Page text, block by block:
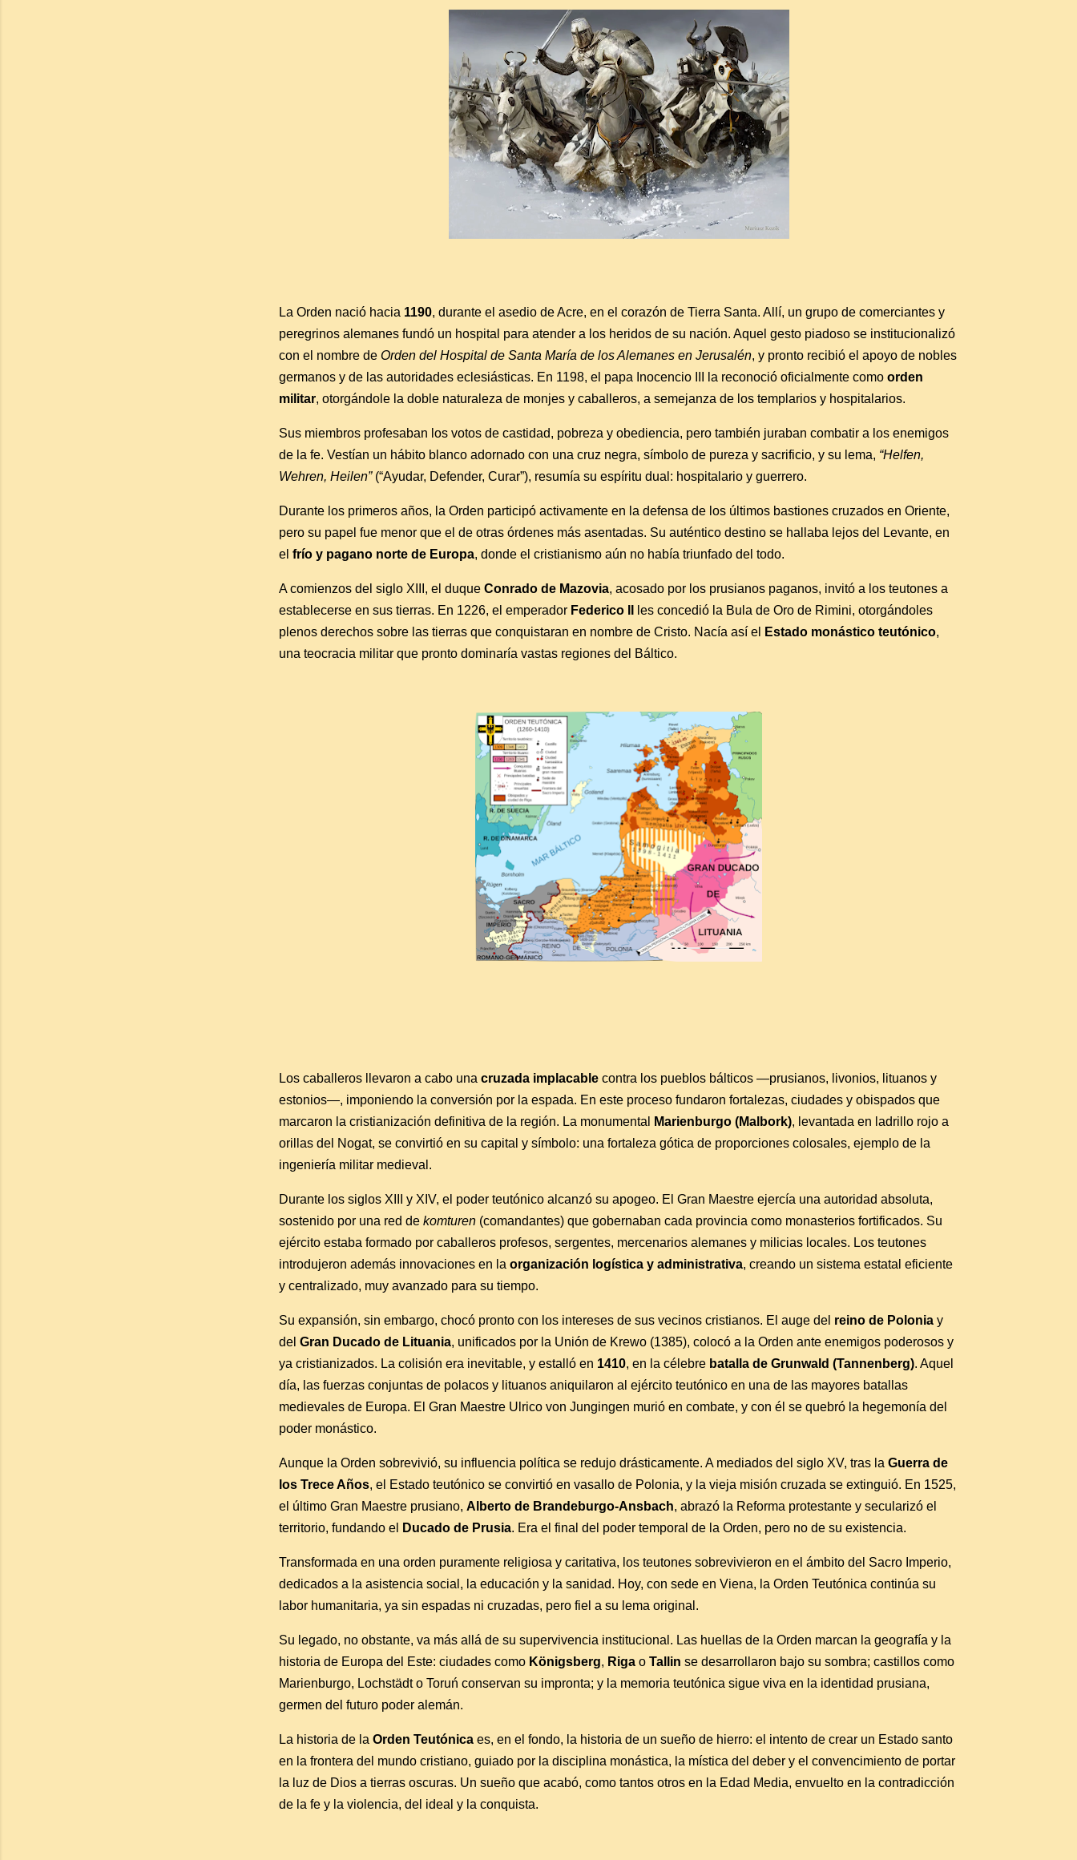
La Orden nació hacia 1190, durante el asedio de Acre, en el corazón de Tierra Santa. Allí, un grupo de comerciantes y
peregrinos alemanes fundó un hospital para atender a los heridos de su nación. Aquel gesto piadoso se institucionalizó
con el nombre de Orden del Hospital de Santa María de los Alemanes en Jerusalén, y pronto recibió el apoyo de nobles
germanos y de las autoridades eclesiásticas. En 1198, el papa Inocencio III la reconoció oficialmente como orden
militar, otorgándole la doble naturaleza de monjes y caballeros, a semejanza de los templarios y hospitalarios.
Sus miembros profesaban los votos de castidad, pobreza y obediencia, pero también juraban combatir a los enemigos
de la fe. Vestían un hábito blanco adornado con una cruz negra, símbolo de pureza y sacrificio, y su lema, “Helfen,
Wehren, Heilen”(“Ayudar, Defender, Curar”), resumía su espíritu dual: hospitalario y guerrero.
Durante los primeros años, la Orden participó activamente en la defensa de los últimos bastiones cruzados en Oriente,
pero su papel fue menor que el de otras órdenes más asentadas. Su auténtico destino se hallaba lejos del Levante, en
el frío y pagano norte de Europa, donde el cristianismo aún no había triunfado del todo.
A comienzos del siglo XIII, el duque Conrado de Mazovia, acosado por los prusianos paganos, invitó a los teutones a
establecerse en sus tierras. En 1226, el emperador Federico II
les concedió la Bula de Oro de Rimini, otorgándoles
plenos derechos sobre las tierras que conquistaran en nombre de Cristo. Nacía así el
Estado monástico teutónico,
una teocracia militar que pronto dominaría vastas regiones del Báltico.
Los caballeros llevaron a cabo una cruzada implacablecontra los pueblos bálticos —prusianos, livonios, lituanos y
estonios—, imponiendo la conversión por la espada. En este proceso fundaron fortalezas, ciudades y obispados que
marcaron la cristianización definitiva de la región. La monumental
Marienburgo (Malbork), levantada en ladrillo rojo a
orillas del Nogat, se convirtió en su capital y símbolo: una fortaleza gótica de proporciones colosales, ejemplo de la
ingeniería militar medieval.
Durante los siglos XIII y XIV, el poder teutónico alcanzó su apogeo. El Gran Maestre ejercía una autoridad absoluta,
sostenido por una red de komturen(comandantes) que gobernaban cada provincia como monasterios fortificados. Su
ejército estaba formado por caballeros profesos, sergentes, mercenarios alemanes y milicias locales. Los teutones
introdujeron además innovaciones en la organización logística y administrativa, creando un sistema estatal eficiente
y centralizado, muy avanzado para su tiempo.
Su expansión, sin embargo, chocó pronto con los intereses de sus vecinos cristianos. El auge del reino de Poloniay
del Gran Ducado de Lituania, unificados por la Unión de Krewo (1385), colocó a la Orden ante enemigos poderosos y
ya cristianizados. La colisión era inevitable, y estalló en 1410, en la célebre batalla de Grunwald (Tannenberg). Aquel
día, las fuerzas conjuntas de polacos y lituanos aniquilaron al ejército teutónico en una de las mayores batallas
medievales de Europa. El Gran Maestre Ulrico von Jungingen murió en combate, y con él se quebró la hegemonía del
poder monástico.
Aunque la Orden sobrevivió, su influencia política se redujo drásticamente. A mediados del siglo XV, tras la Guerra de
los Trece Años, el Estado teutónico se convirtió en vasallo de Polonia, y la vieja misión cruzada se extinguió. En 1525,
el último Gran Maestre prusiano, Alberto de Brandeburgo-Ansbach, abrazó la Reforma protestante y secularizó el
territorio, fundando el
Ducado de Prusia. Era el final del poder temporal de la Orden, pero no de su existencia.
Transformada en una orden puramente religiosa y caritativa, los teutones sobrevivieron en el ámbito del Sacro Imperio,
dedicados a la asistencia social, la educación y la sanidad. Hoy, con sede en Viena, la Orden Teutónica continúa su
labor humanitaria, ya sin espadas ni cruzadas, pero fiel a su lema original.
Su legado, no obstante, va más allá de su supervivencia institucional. Las huellas de la Orden marcan la geografía y la
historia de Europa del Este: ciudades como Königsberg, Rigao Tallin se desarrollaron bajo su sombra; castillos como
Marienburgo, Lochstädt o Toruń conservan su impronta; y la memoria teutónica sigue viva en la identidad prusiana,
germen del futuro poder alemán.
La historia de la Orden Teutónicaes, en el fondo, la historia de un sueño de hierro: el intento de crear un Estado santo
en la frontera del mundo cristiano, guiado por la disciplina monástica, la mística del deber y el convencimiento de portar
la luz de Dios a tierras oscuras. Un sueño que acabó, como tantos otros en la Edad Media, envuelto en la contradicción
de la fe y la violencia, del ideal y la conquista.